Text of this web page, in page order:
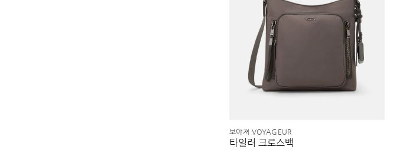
보야져 VOYAGEUR
타일러 크로스백